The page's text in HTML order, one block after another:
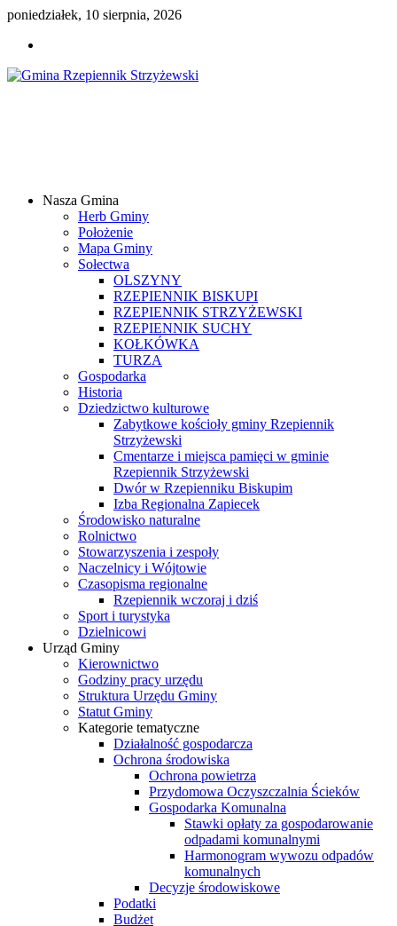
poniedziałek, 10 sierpnia, 2026
Samorządowy
Internetowy
Nasza Gmina
Herb Gminy
Położenie
Mapa Gminy
Sołectwa
OLSZYNY
RZEPIENNIK BISKUPI
RZEPIENNIK STRZYŻEWSKI
RZEPIENNIK SUCHY
KOŁKÓWKA
TURZA
Gospodarka
Historia
Dziedzictwo kulturowe
Zabytkowe kościoły gminy Rzepiennik
Strzyżewski
Cmentarze i miejsca pamięci w gminie
Rzepiennik Strzyżewski
Dwór w Rzepienniku Biskupim
Izba Regionalna Zapiecek
Środowisko naturalne
Rolnictwo
Stowarzyszenia i zespoły
Naczelnicy i Wójtowie
Czasopisma regionalne
Rzepiennik wczoraj i dziś
Sport i turystyka
Dzielnicowi
Urząd Gminy
Kierownictwo
Godziny pracy urzędu
Struktura Urzędu Gminy
Statut Gminy
Kategorie tematyczne
Działalność gospodarcza
Ochrona środowiska
Ochrona powietrza
Przydomowa Oczyszczalnia Ścieków
Gospodarka Komunalna
Stawki opłaty za gospodarowanie
odpadami komunalnymi
Harmonogram wywozu odpadów
komunalnych
Decyzje środowiskowe
Podatki
Budżet